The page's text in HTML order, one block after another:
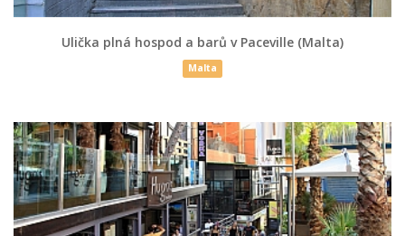
Ulička plná hospod a barů v Paceville (Malta)
Malta